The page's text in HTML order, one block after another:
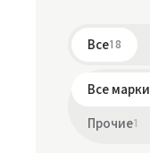
Все18
Все марки
Прочие1